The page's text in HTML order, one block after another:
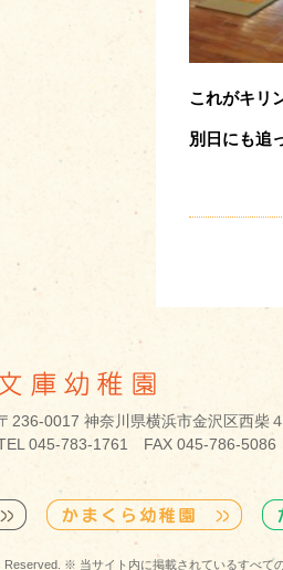
これがキリ
別日にも追
236-0017 神奈川県横浜市金沢区西柴
045-783-1761 FAX 045-786-5086
Reserved. ※ 当サイト内に掲載されているすべて